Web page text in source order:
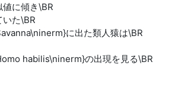
に傾き\BR
いた\BR
に出た類人猿は\BR
habilis\ninerm}の出現を見る\BR